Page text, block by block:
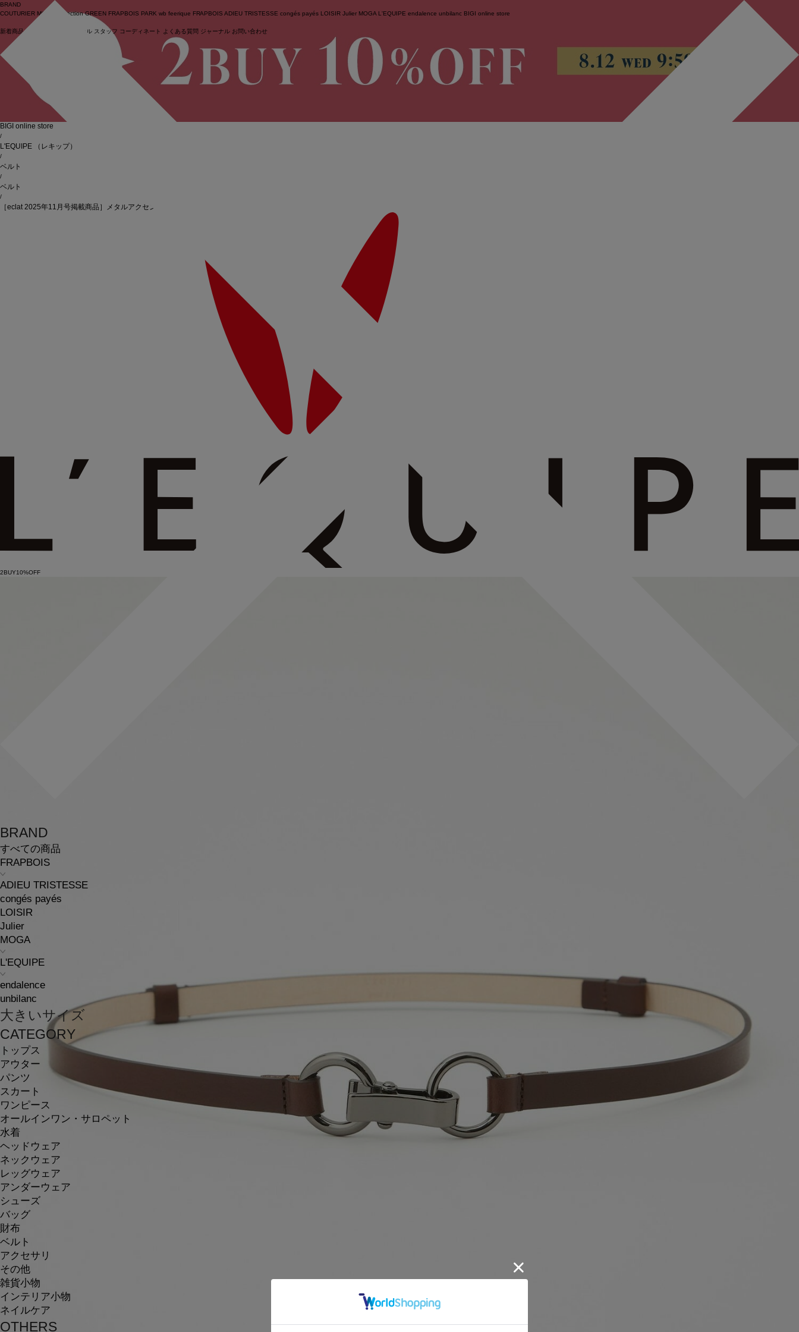
ログイン
BRAND
COUTURIER MOGA Collection GREEN FRAPBOIS PARK wb feerique FRAPBOIS ADIEU TRISTESSE congés payés LOISIR Julier MOGA L'EQUIPE endalence unbilanc BIGI online store
新着商品 (ライブ) セール スタッフ コーディネート よくある質問 ジャーナル お問い合わせ
BRAND
すべての商品
FRAPBOIS
ADIEU TRISTESSE
congés payés
LOISIR
Julier
MOGA
L'EQUIPE
endalence
unbilanc
大きいサイズ
CATEGORY
トップス
アウター
パンツ
スカート
ワンピース
オールインワン・サロペット
水着
ヘッドウェア
ネックウェア
レッグウェア
アンダーウェア
シューズ
バッグ
財布
ベルト
アクセサリ
その他
雑貨小物
インテリア小物
ネイルケア
OTHERS
BIGI online store
/
L'EQUIPE （レキップ）
/
ベルト
/
ベルト
/
［eclat 2025年11月号掲載商品］メタルアクセントベルト
2BUY10%OFF